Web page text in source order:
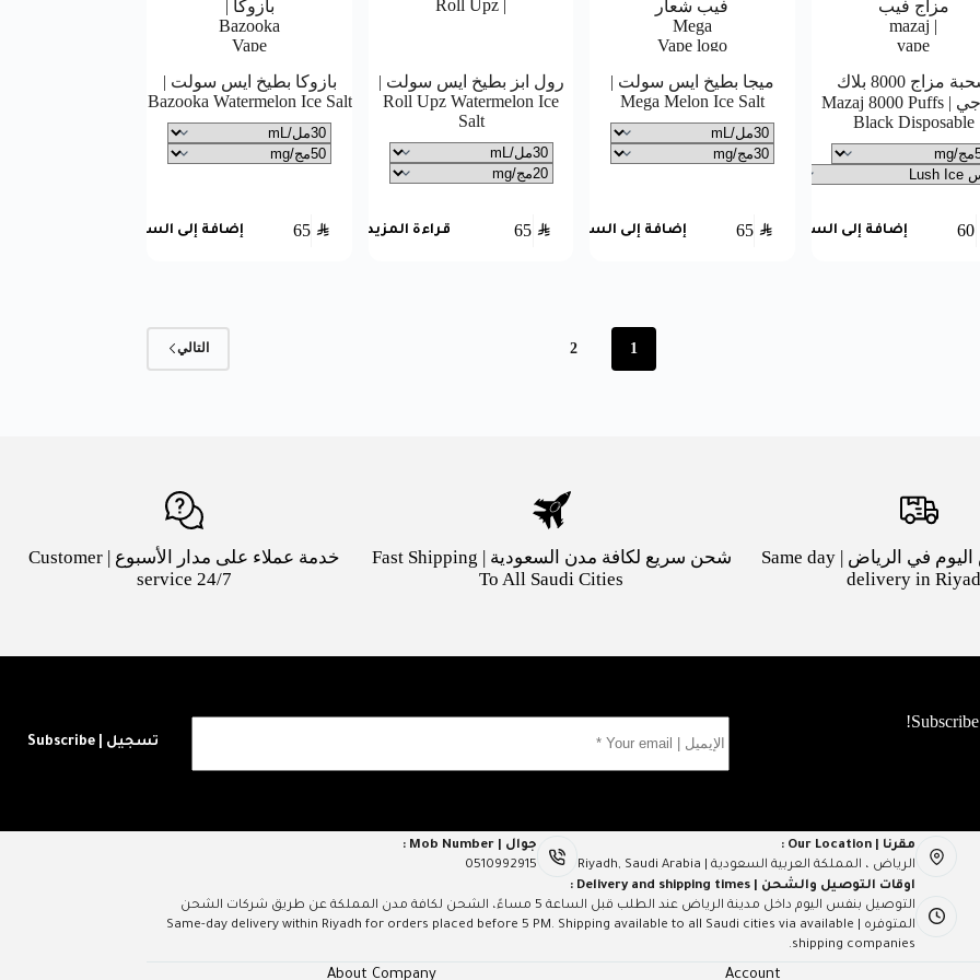
سحبة مزاج 8000 بلاك
مزاجي | Mazaj 8000 Puffs
Black Disposable
60 إضافة إلى السلة
ميجا بطيخ ايس سولت |
Mega Melon Ice Salt
65 SAR إضافة إلى السلة
رول ابز بطيخ ايس سولت |
Roll Upz Watermelon Ice
Salt
65 SAR قراءة المزيد
بازوكا بطيخ ايس سولت |
Bazooka Watermelon Ice Salt
65 SAR إضافة إلى السلة
1
2 التالي
توصيل بنفس اليوم في الرياض | Same day
delivery in
شحن سريع لكافة مدن السعودية | Fast Shipping
To All Saudi Cities
خدمة عملاء على مدار الأسبوع | Customer
service 24/7
تسجيل | Subscribe
مقرنا | Our Location :
الرياض ، المملكة العربية السعودية | Riyadh, Saudi Arabia
جوال | Mob Number :
0510992915
اوقات التوصيل والشحن | Delivery and shipping times :
التوصيل بنفس اليوم داخل مدينة الرياض عند الطلب قبل الساعة 5 مساءً، الشحن لكافة مدن المملكة عن طريق شركات الشحن
المتوفره | Same-day delivery within Riyadh for orders placed before 5 PM. Shipping available to all Saudi cities via available
shipping companies.
Account
About Company